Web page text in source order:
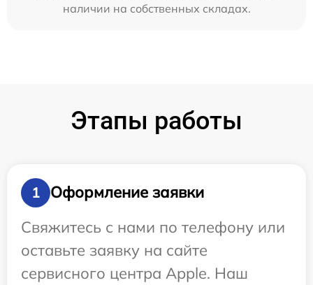
наличии на собственных складах.
Этапы работы
1
Оформление заявки
Свяжитесь с нами по телефону или
оставьте заявку на сайте
сервисного центра Apple. Наш